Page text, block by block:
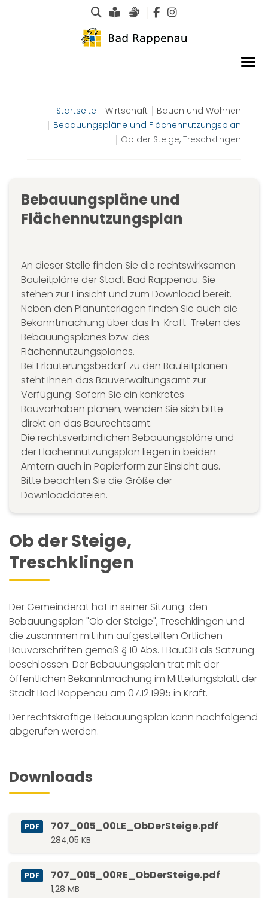
Suche
Leichte Sprache
Gebärdensprachen
Startseite Wirtschaft
Bauen und Wohnen
Bebauungspläne und Flächennutzungsplan
Ob der Steige, Treschklingen
Bebauungspläne und
Flächennutzungsplan
An dieser Stelle finden Sie die rechtswirksamen
Bauleitpläne der Stadt Bad Rappenau. Sie
stehen zur Einsicht und zum Download bereit.
Neben den Planunterlagen finden Sie auch die
Bekanntmachung über das In-Kraft-Treten des
Bebauungsplanes bzw. des
Flächennutzungsplanes.
Bei Erläuterungsbedarf zu den Bauleitplänen
steht Ihnen das Bauverwaltungsamt zur
Verfügung. Sofern Sie ein konkretes
Bauvorhaben planen, wenden Sie sich bitte
direkt an das Baurechtsamt.
Die rechtsverbindlichen Bebauungspläne und
der Flächennutzungsplan liegen in beiden
Ämtern auch in Papierform zur Einsicht aus.
Bitte beachten Sie die Größe der
Downloaddateien.
Ob der Steige,
Treschklingen
Der Gemeinderat hat in seiner Sitzung den
Bebauungsplan "Ob der Steige", Treschklingen und
die zusammen mit ihm aufgestellten Örtlichen
Bauvorschriften gemäß § 10 Abs. 1 BauGB als Satzung
beschlossen. Der Bebauungsplan trat mit der
öffentlichen Bekanntmachung im Mitteilungsblatt der
Stadt Bad Rappenau am 07.12.1995 in Kraft.
Der rechtskräftige Bebauungsplan kann nachfolgend
abgerufen werden.
Downloads
PDF 707_005_00LE_ObDerSteige.pdf
284,05 KB
PDF 707_005_00RE_ObDerSteige.pdf
1,28 MB